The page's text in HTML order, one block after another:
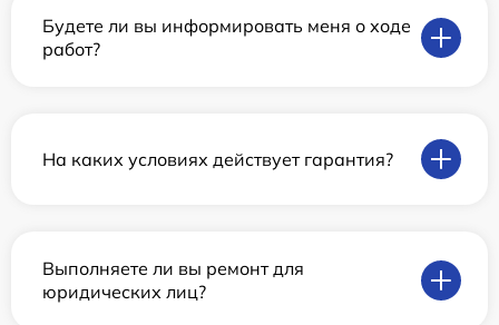
Будете ли вы информировать меня о ходе
работ?
На каких условиях действует гарантия?
Выполняете ли вы ремонт для
юридических лиц?